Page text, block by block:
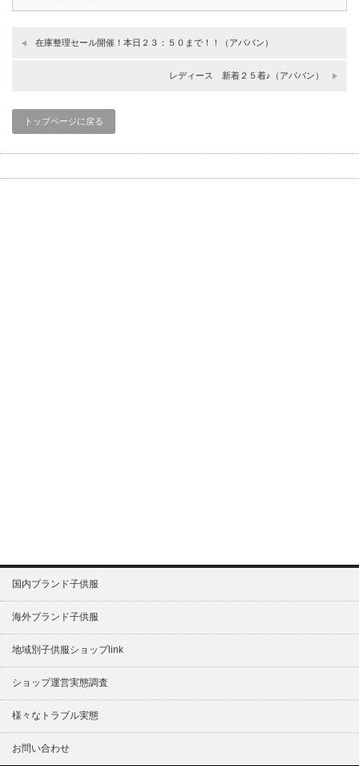
在庫整理セール開催！本日２３：５０まで！！（アババン）
レディース 新着２５着♪（アババン）
トップページに戻る
国内ブランド子供服
海外ブランド子供服
地域別子供服ショップlink
ショップ運営実態調査
様々なトラブル実態
お問い合わせ